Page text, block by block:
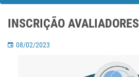
INSCRIÇÃO AVALIADORES
08/02/2023